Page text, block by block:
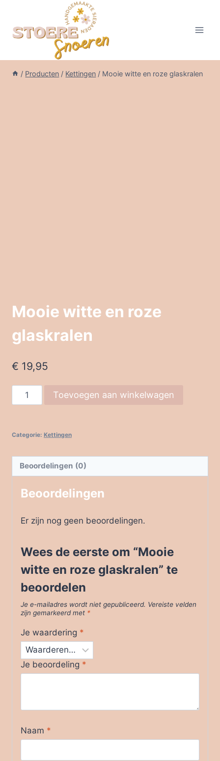
inhoud
/ Producten / Kettingen / Mooie witte en roze glaskralen
Mooie witte en roze
glaskralen
€ 19,95
Mooie
witte
roze
aantal
Toevoegen aan winkelwagen
Categorie: Kettingen
Beoordelingen (0)
Beoordelingen
Er zijn nog geen beoordelingen.
Wees de eerste om “Mooie
witte en roze glaskralen” te
beoordelen
Je e-mailadres wordt niet gepubliceerd. Vereiste velden
zijn gemarkeerd met *
Je waardering *
Je beoordeling *
Naam *